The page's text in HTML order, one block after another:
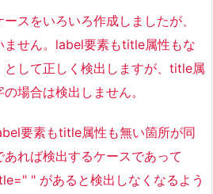
スをいろいろ作成しましたが、
ません。label要素もtitle属性もな
として正しく検出しますが、title属
場合は検出しません。
要素もtitle属性も無い箇所が同
れば検出するケースであって
" があると検出しなくなるよう